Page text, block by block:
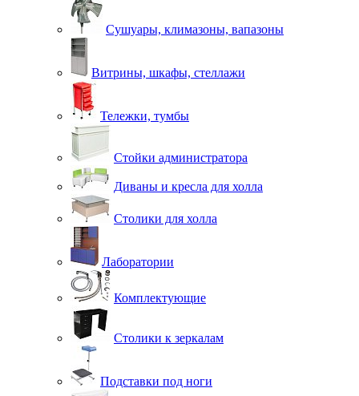
Сушуары, климазоны, вапазоны
Витрины, шкафы, стеллажи
Тележки, тумбы
Стойки администратора
Диваны и кресла для холла
Столики для холла
Лаборатории
Комплектующие
Столики к зеркалам
Подставки под ноги